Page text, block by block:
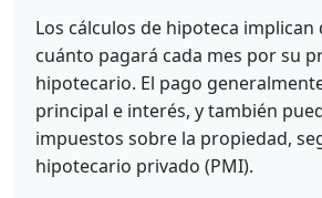
Los cálculos de hipoteca
cuánto pagará cada mes por su
hipotecario. El pago
principal e interés, y también
impuestos sobre la propiedad,
hipotecario privado (PMI).